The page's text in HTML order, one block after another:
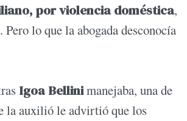
por violencia doméstica,
lo que la abogada desconocía
Igoa Bellinimanejaba, una de
la auxilió le advirtió que los